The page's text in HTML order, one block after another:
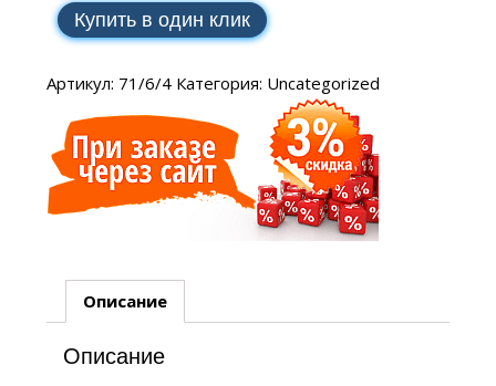
Купить в один клик
Артикул: 71/6/4 Категория: Uncategorized
Описание
Описание